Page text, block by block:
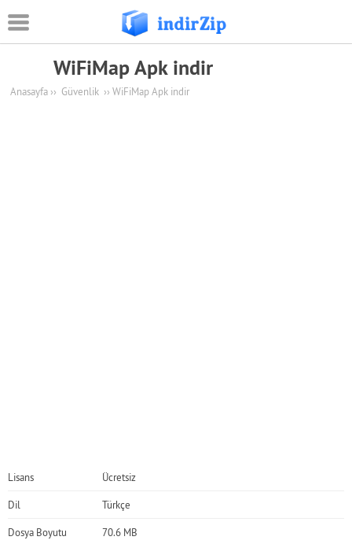
Android
Eğitim
WiFiMap Apk indir
Anasayfa ›› Güvenlik ›› WiFiMap Apk indir
Lisans Ücretsiz
Dil Türkçe
Dosya Boyutu 70.6 MB